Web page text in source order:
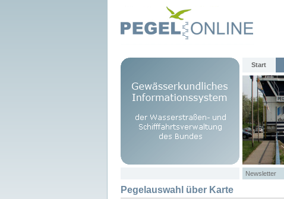
Start
Newsletter
Pegelauswahl über Karte